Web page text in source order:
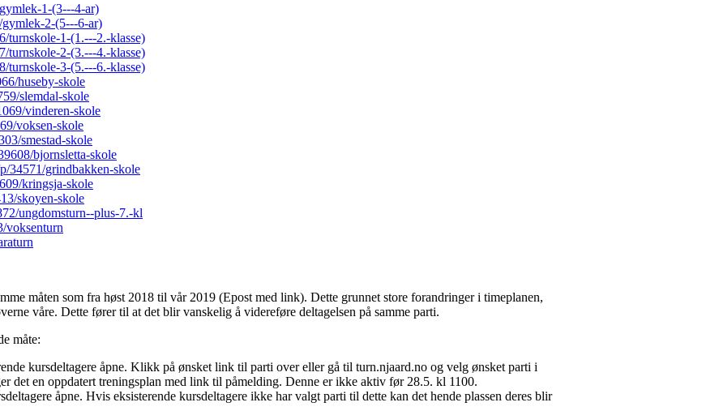
1-(3---4-ar)
2-(5---6-ar)
turnskole-1-(1.---2.-klasse)
turnskole-2-(3.---4.-klasse)
turnskole-3-(5.---6.-klasse)
huseby-skole
slemdal-skole
vinderen-skole
voksen-skole
smestad-skole
bjornsletta-skole
34571/grindbakken-skole
kringsja-skole
skoyen-skole
ungdomsturn--plus-7.-kl
voksenturn
måten som fra høst 2018 til vår 2019 (Epost med link). Dette grunnet store forandringer i timeplanen,
våre. Dette fører til at det blir vanskelig å videreføre deltagelsen på samme parti.
måte:
kursdeltagere åpne. Klikk på ønsket link til parti over eller gå til turn.njaard.no og velg ønsket parti i
det en oppdatert treningsplan med link til påmelding. Denne er ikke aktiv før 28.5. kl 1100.
åpne. Hvis eksisterende kursdeltagere ikke har valgt parti til dette kan det hende plassen deres blir